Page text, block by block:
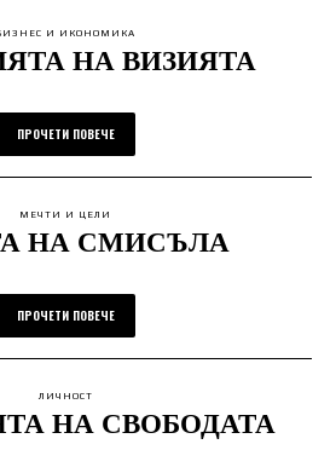
И ИКОНОМИКА
НА ВИЗИЯТА
ПРОЧЕТИ ПОВЕЧЕ
МЕЧТИ И ЦЕЛИ
НА СМИСЪЛА
ПРОЧЕТИ ПОВЕЧЕ
ЛИЧНОСТ
НА СВОБОДАТА